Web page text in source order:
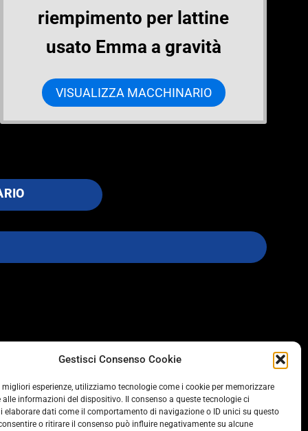
Gestisci Consenso Cookie
migliori esperienze, utilizziamo tecnologie come i cookie per memorizzare
alle informazioni del dispositivo. Il consenso a queste tecnologie ci
elaborare dati come il comportamento di navigazione o ID unici su questo
o ritirare il consenso può influire negativamente su alcune
riempimento per lattine
usato Emma a gravità
VISUALIZZA MACCHINARIO
SOCIAL